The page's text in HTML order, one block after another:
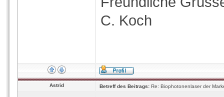
C. Koch
Astrid Betreff des Beitrags: Re: Biophotonenlaser der